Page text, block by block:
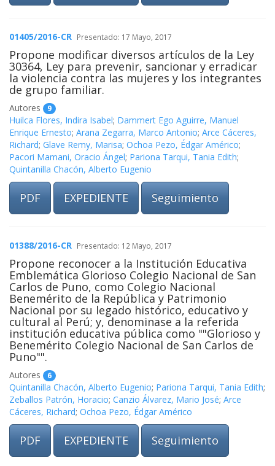
01405/2016-CR Presentado: 17 Mayo, 2017
Propone modificar diversos artículos de la Ley
30364, Ley para prevenir, sancionar y erradicar
la violencia contra las mujeres y los integrantes
de grupo familiar.
Autores 9
Huilca Flores, Indira Isabel; Dammert Ego Aguirre, Manuel
Enrique Ernesto; Arana Zegarra, Marco Antonio; Arce Cáceres,
Richard; Glave Remy, Marisa; Ochoa Pezo, Édgar Américo;
Pacori Mamani, Oracio Ángel; Pariona Tarqui, Tania Edith;
Quintanilla Chacón, Alberto Eugenio
PDF EXPEDIENTE Seguimiento
01388/2016-CR Presentado: 12 Mayo, 2017
Propone reconocer a la Institución Educativa
Emblemática Glorioso Colegio Nacional de San
Carlos de Puno, como Colegio Nacional
Benemérito de la República y Patrimonio
Nacional por su legado histórico, educativo y
cultural al Perú; y, denominase a la referida
institución educativa pública como ""Glorioso y
Benemérito Colegio Nacional de San Carlos de
Puno"".
Autores 6
Quintanilla Chacón, Alberto Eugenio; Pariona Tarqui, Tania Edith;
Zeballos Patrón, Horacio; Canzio Álvarez, Mario José; Arce
Cáceres, Richard; Ochoa Pezo, Édgar Américo
PDF EXPEDIENTE Seguimiento